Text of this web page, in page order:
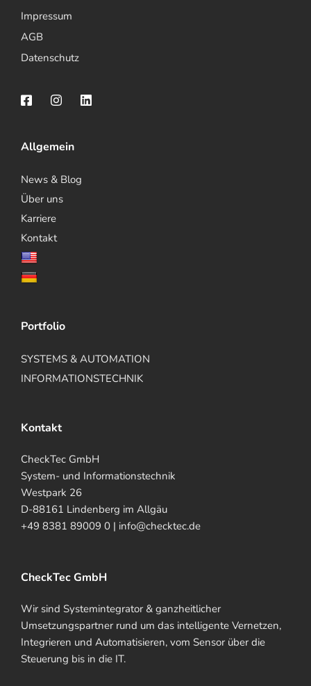
Impressum
AGB
Datenschutz
Allgemein
News & Blog
Über uns
Karriere
Kontakt
Portfolio
SYSTEMS & AUTOMATION
INFORMATIONSTECHNIK
Kontakt
CheckTec GmbH
System- und Informationstechnik
Westpark 26
D-88161 Lindenberg im Allgäu
+49 8381 89009 0 | info@checktec.de
CheckTec GmbH
Wir sind Systemintegrator & ganzheitlicher
Umsetzungspartner rund um das intelligente Vernetzen,
Integrieren und Automatisieren, vom Sensor über die
Steuerung bis in die IT.